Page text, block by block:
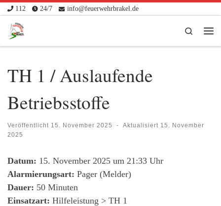
Zum Inhalt springen
112 24/7 info@feuerwehrbrakel.de
Search
TH 1 / Auslaufende
Betriebsstoffe
Veröffentlicht 15. November 2025 - Aktualisiert 15. November
2025
Datum: 15. November 2025 um 21:33 Uhr
Alarmierungsart: Pager (Melder)
Dauer: 50 Minuten
Einsatzart: Hilfeleistung > TH 1